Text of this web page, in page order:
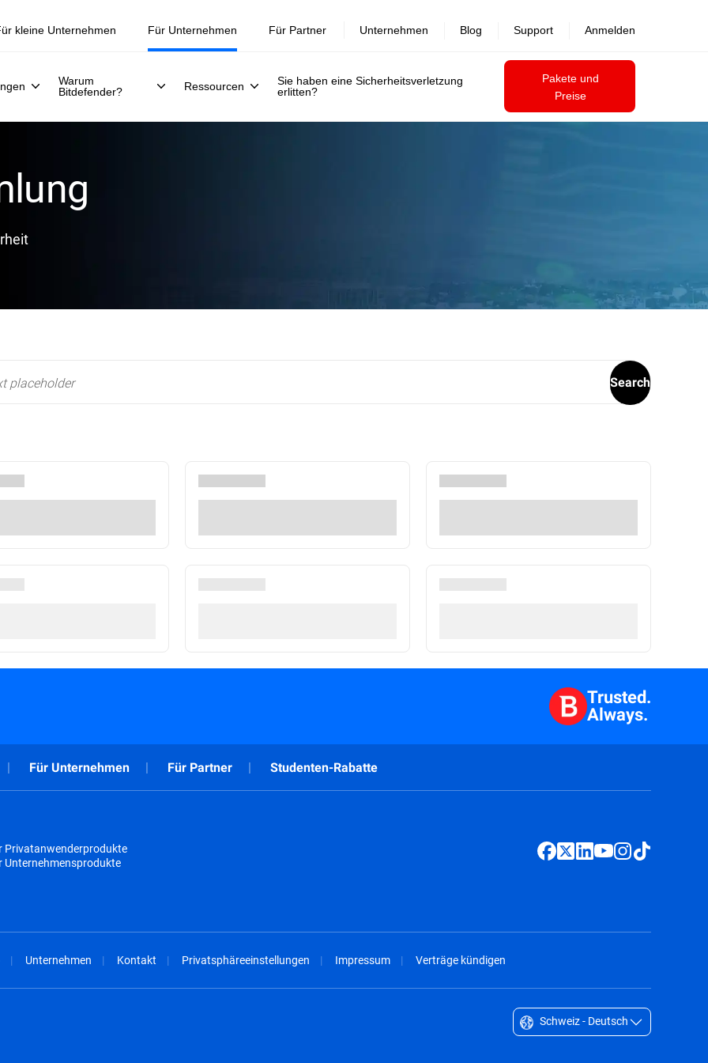
kleine Unternehmen Für Unternehmen
Warum
Bitdefender?
Ressourcen
Sie haben eine Sicherheitsverletzung
erlitten?
Pakete und
Preise
Für Partner Unternehmen Blog Support Anmelden
Search
Trusted.
Always.
Für Unternehmen Für Partner Studenten-Rabatte
Privatanwenderprodukte
Unternehmensprodukte
Unternehmen Kontakt Privatsphäreeinstellungen Impressum Verträge kündigen
Schweiz - Deutsch